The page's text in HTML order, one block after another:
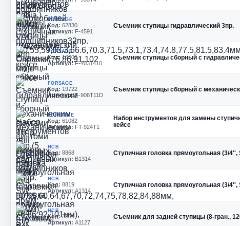
FORSAGE
Код: 62830
Артикул: F-4591
Съемник ступицы гидравлический 3пр.
FORSAGE
Код: 16606
Артикул:F-4031410
Съемник ступицы сборный с
FORSAGE
Код: 19722
Артикул:F-908T11D
Съемник ступицы сборный с
FORSTIME
Код: 61082
Артикул: FT-924T1
Набор инструментов для замены
кейсе
HCB
Код: 8868
Артикул: B1314
Ступичная головка прямоугольная (3/
HCB
Код: 8819
Артикул: A1314
Ступичная головка прямоугольная (3/
HCB
Код:3854
Артикул: A1127
Съемник для задней ступицы (8-гран.,